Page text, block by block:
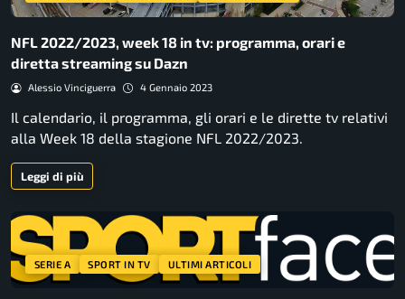
NFL 2022/2023, week 18 in tv: programma, orari e
diretta streaming su Dazn
Alessio Vinciguerra 4 Gennaio 2023
Il calendario, il programma, gli orari e le dirette tv relativi
alla Week 18 della stagione NFL 2022/2023.
Leggi di più
SERIE A SPORT IN TV ULTIMI ARTICOLI